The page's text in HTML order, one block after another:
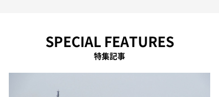
SPECIAL FEATURES
特集記事